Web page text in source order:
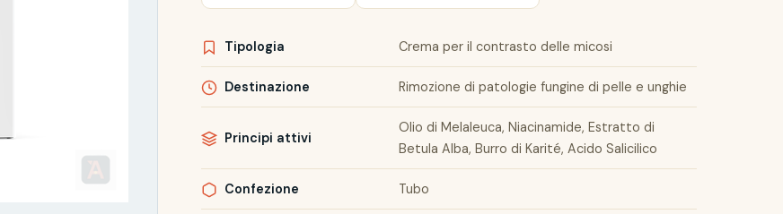
Tipologia Crema per il contrasto delle micosi
Destinazione Rimozione di patologie fungine di pelle e unghie
Principi attivi
Olio di Melaleuca, Niacinamide, Estratto di
Betula Alba, Burro di Karité, Acido Salicilico
Confezione Tubo